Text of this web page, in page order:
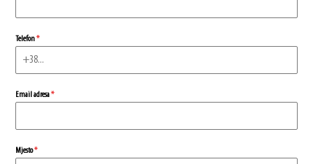
Telefon*
Email adresa*
Mjesto*